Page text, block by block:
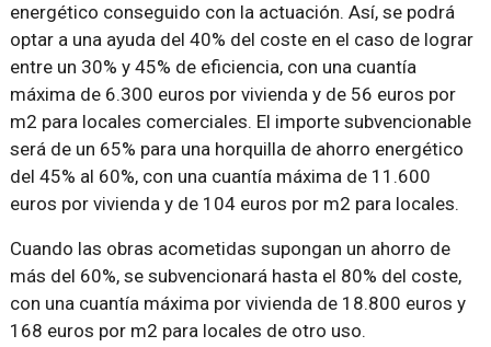
energético conseguido con la actuación. Así, se podrá
optar a una ayuda del 40% del coste en el caso de lograr
entre un 30% y 45% de eficiencia, con una cuantía
máxima de 6.300 euros por vivienda y de 56 euros por
m2 para locales comerciales. El importe subvencionable
será de un 65% para una horquilla de ahorro energético
del 45% al 60%, con una cuantía máxima de 11.600
euros por vivienda y de 104 euros por m2 para locales.
Cuando las obras acometidas supongan un ahorro de
más del 60%, se subvencionará hasta el 80% del coste,
con una cuantía máxima por vivienda de 18.800 euros y
168 euros por m2 para locales de otro uso.